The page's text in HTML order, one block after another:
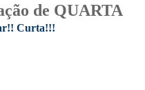
de QUARTA
Curta!!!